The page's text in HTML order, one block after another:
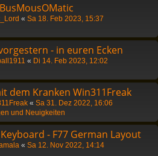
« Sa 18. Feb 2023, 15:37
- in euren Ecken
« Di 14. Feb 2023, 12:02
dem Kranken Win311Freak
« Sa 31. Dez 2022, 16:06
und Neuigkeiten
- F77 German Layout
« Sa 12. Nov 2022, 14:14